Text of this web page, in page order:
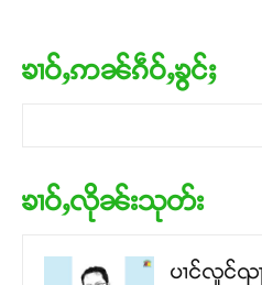
ၶၢဝ်ႇဢၼ်ၵဵဝ်ႇၶွင်ႈ
ၶၢဝ်ႇလိုၼ်းသုတ်း
ပၢင်လူင်ၺႃ